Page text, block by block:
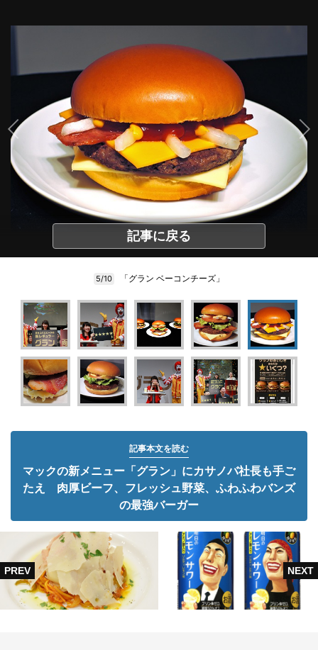
記事に戻る
5/10 「グラン ベーコンチーズ」
記事本文を読む
マックの新メニュー「グラン」にカサノバ社長も手ご
たえ 肉厚ビーフ、フレッシュ野菜、ふわふわバンズ
の最強バーガー